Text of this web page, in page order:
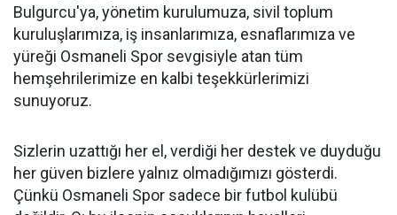
Bulgurcu'ya, yönetim kurulumuza, sivil toplum
kuruluşlarımıza, iş insanlarımıza, esnaflarımıza ve
yüreği Osmaneli Spor sevgisiyle atan tüm
hemşehrilerimize en kalbi teşekkürlerimizi
sunuyoruz.
Sizlerin uzattığı her el, verdiği her destek ve duyduğu
her güven bizlere yalnız olmadığımızı gösterdi.
Çünkü Osmaneli Spor sadece bir futbol kulübü